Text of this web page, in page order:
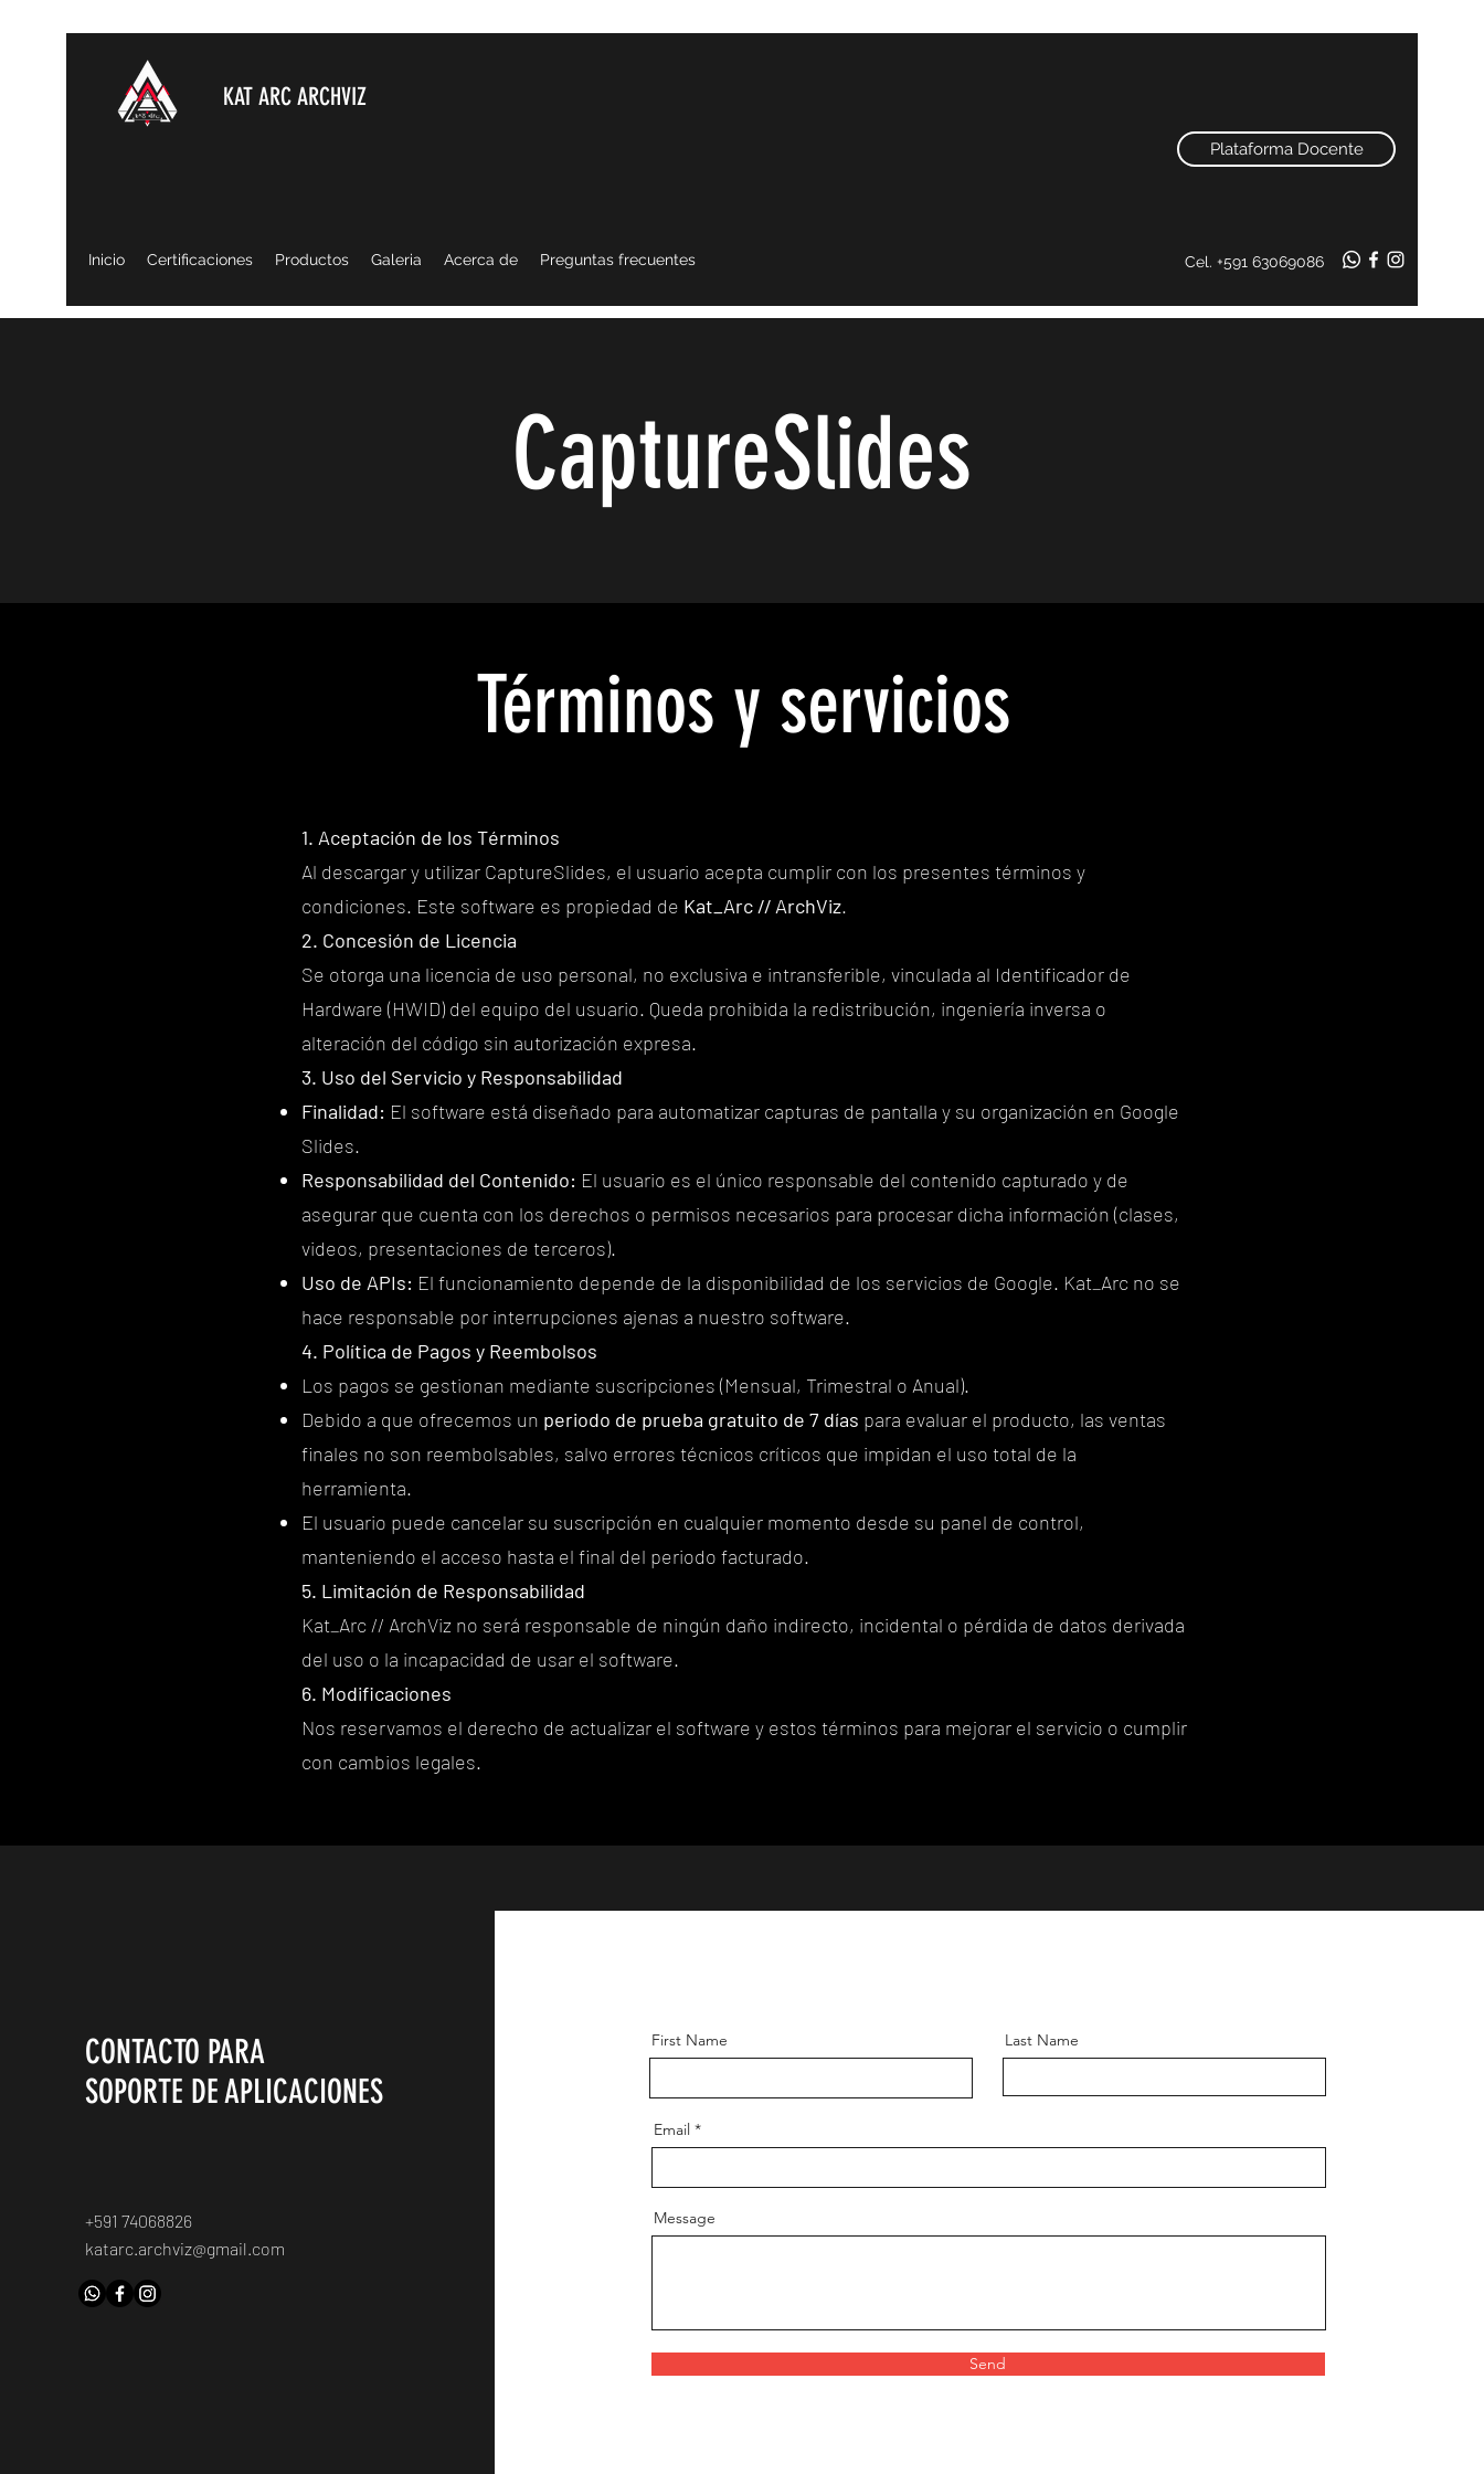
KAT ARC ARCHVIZ
Plataforma Docente
Inicio Certificaciones Productos Galeria Acerca de Preguntas frecuentes Cel. +591 63069086
CaptureSlides
Términos y servicios
1. Aceptación de los Términos
Al descargar y utilizar CaptureSlides, el usuario acepta cumplir con los presentes términos y
condiciones. Este software es propiedad de Kat_Arc // ArchViz.
2. Concesión de Licencia
Se otorga una licencia de uso personal, no exclusiva e intransferible, vinculada al Identificador de
Hardware (HWID) del equipo del usuario. Queda prohibida la redistribución, ingeniería inversa o
alteración del código sin autorización expresa.
3. Uso del Servicio y Responsabilidad
Finalidad: El software está diseñado para automatizar capturas de pantalla y su organización en Google
Slides.
Responsabilidad del Contenido: El usuario es el único responsable del contenido capturado y de
asegurar que cuenta con los derechos o permisos necesarios para procesar dicha información (clases,
videos, presentaciones de terceros).
Uso de APIs: El funcionamiento depende de la disponibilidad de los servicios de Google. Kat_Arc no se
hace responsable por interrupciones ajenas a nuestro software.
4. Política de Pagos y Reembolsos
Los pagos se gestionan mediante suscripciones (Mensual, Trimestral o Anual).
Debido a que ofrecemos un periodo de prueba gratuito de 7 días para evaluar el producto, las ventas
finales no son reembolsables, salvo errores técnicos críticos que impidan el uso total de la
herramienta.
El usuario puede cancelar su suscripción en cualquier momento desde su panel de control,
manteniendo el acceso hasta el final del periodo facturado.
5. Limitación de Responsabilidad
Kat_Arc // ArchViz no será responsable de ningún daño indirecto, incidental o pérdida de datos derivada
del uso o la incapacidad de usar el software.
6. Modificaciones
Nos reservamos el derecho de actualizar el software y estos términos para mejorar el servicio o cumplir
con cambios legales.
CONTACTO PARA
SOPORTE DE APLICACIONES
+591 74068826
katarc.archviz@gmail.com
First Name Last Name
Email
Message
Send